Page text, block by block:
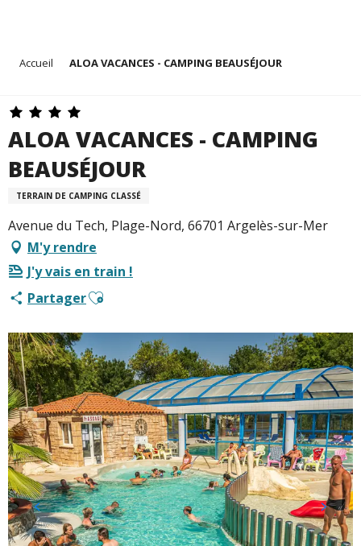
principal
Accueil ALOA VACANCES - CAMPING BEAUSÉJOUR
ALOA VACANCES - CAMPING
BEAUSÉJOUR
TERRAIN DE CAMPING CLASSÉ
Avenue du Tech, Plage-Nord, 66701 Argelès-sur-Mer
M'y rendre
J'y vais en train !
PartagerAjouter aux favoris